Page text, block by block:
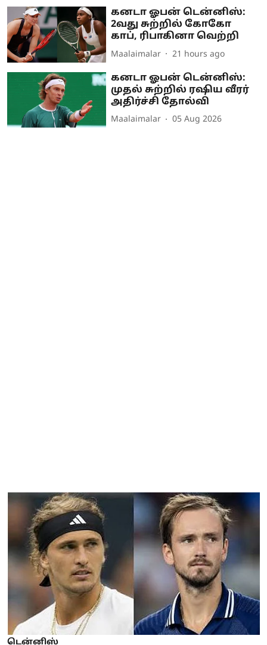
கனடா ஓபன் டென்னிஸ்:
2வது சுற்றில் கோகோ
காப், ரிபாகினா வெற்றி
Maalaimalar 21 hours ago
கனடா ஓபன் டென்னிஸ்:
முதல் சுற்றில் ரஷிய வீரர்
அதிர்ச்சி தோல்வி
Maalaimalar 05 Aug 2026
டென்னிஸ்